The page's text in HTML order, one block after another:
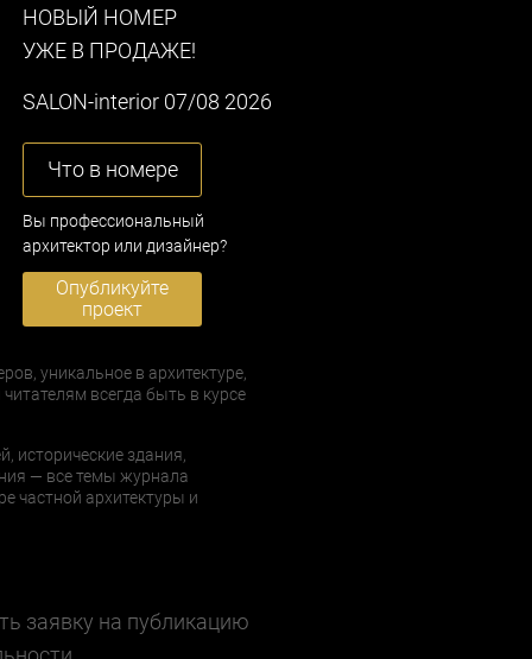
НОВЫЙ НОМЕР
УЖЕ В ПРОДАЖЕ!
SALON-interior 07/08 2026
Что в номере
Вы профессиональный
архитектор или дизайнер?
Опубликуйте
проект
уникальное в архитектуре,
всегда быть в курсе
исторические здания,
— все темы журнала
частной архитектуры и
заявку на публикацию